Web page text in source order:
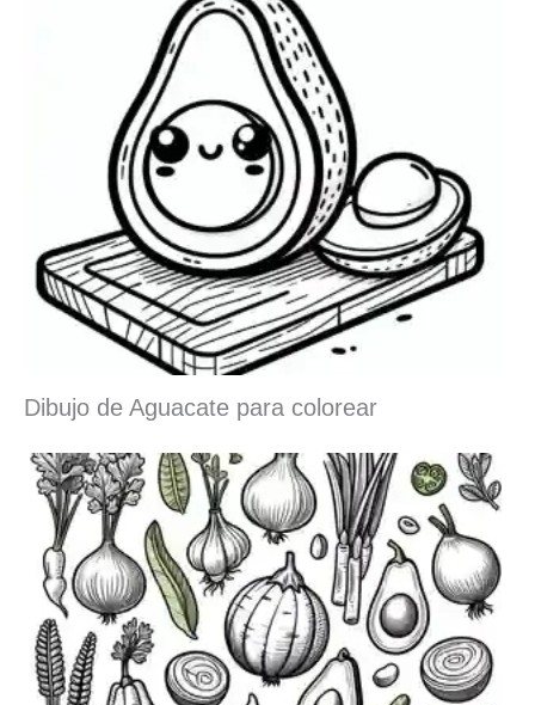
Dibujo de Aguacate para colorear